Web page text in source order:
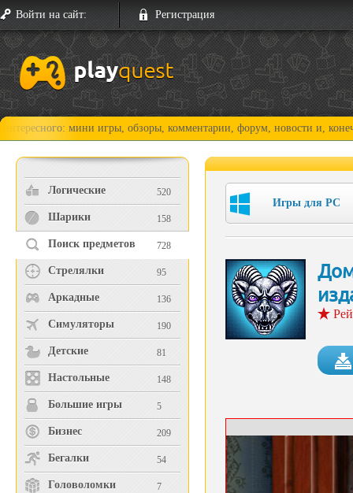
Войти на сайт: Регистрация
мини игры, обзоры, комментарии, форум, новости и, конечно,
Логические 520
Шарики 158
Поиск предметов 728
Стрелялки 95
Аркадные 136
Симуляторы 190
Детские 81
Настольные 148
Большие игры 5
Бизнес 209
Бегалки 54
Головоломки 7
Игры для PC